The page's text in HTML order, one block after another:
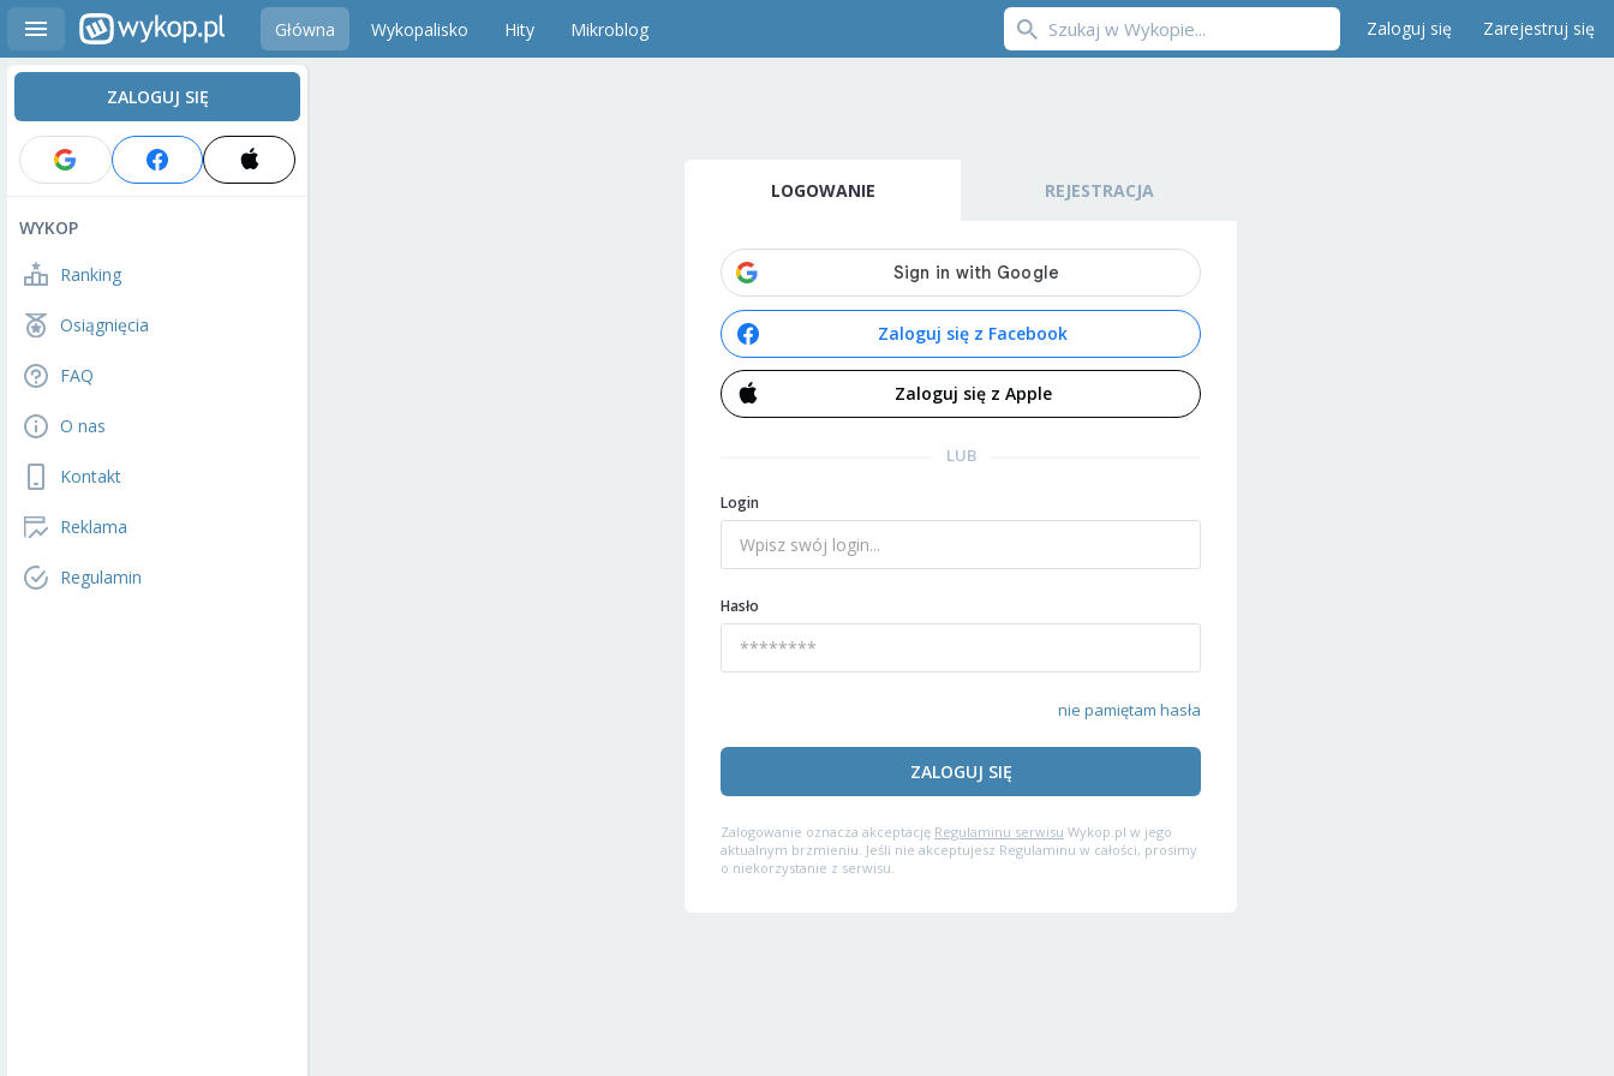
Główna Wykopalisko Hity Mikroblog Zaloguj się Zarejestruj się
ZALOGUJ SIĘ
WYKOP
Ranking
Osiągnięcia
FAQ
O nas
Kontakt
Reklama
Regulamin
LOGOWANIE REJESTRACJA
Zaloguj się z Facebook
Zaloguj się z Apple
LUB
Login
Hasło
nie pamiętam hasła
ZALOGUJ SIĘ
Zalogowanie oznacza akceptację Regulaminu serwisu Wykop.pl w jego
aktualnym brzmieniu. Jeśli nie akceptujesz Regulaminu w całości, prosimy
o niekorzystanie z serwisu.